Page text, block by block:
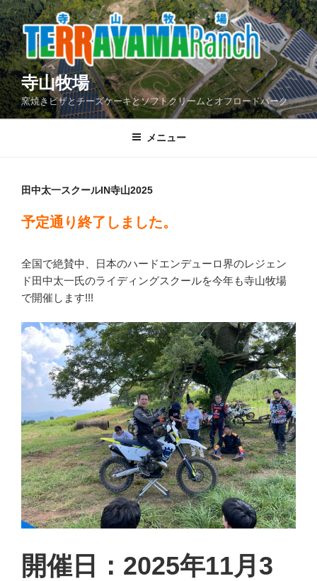
コ
ン
テ
ン
ツ
へ
ス
寺山牧場
窯焼きピザとチーズケーキとソフトクリームとオフロードパーク
メニュー
田中太一スクールIN寺山2025
予定通り終了しました。
全国で絶賛中、日本のハードエンデューロ界のレジェン
ド田中太一氏のライディングスクールを今年も寺山牧場
で開催します!!!
開催日：2025年11月3